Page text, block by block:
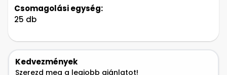
Csomagolási egység:
25 db
Kedvezmények
Szerezd meg a legjobb ajánlatot!